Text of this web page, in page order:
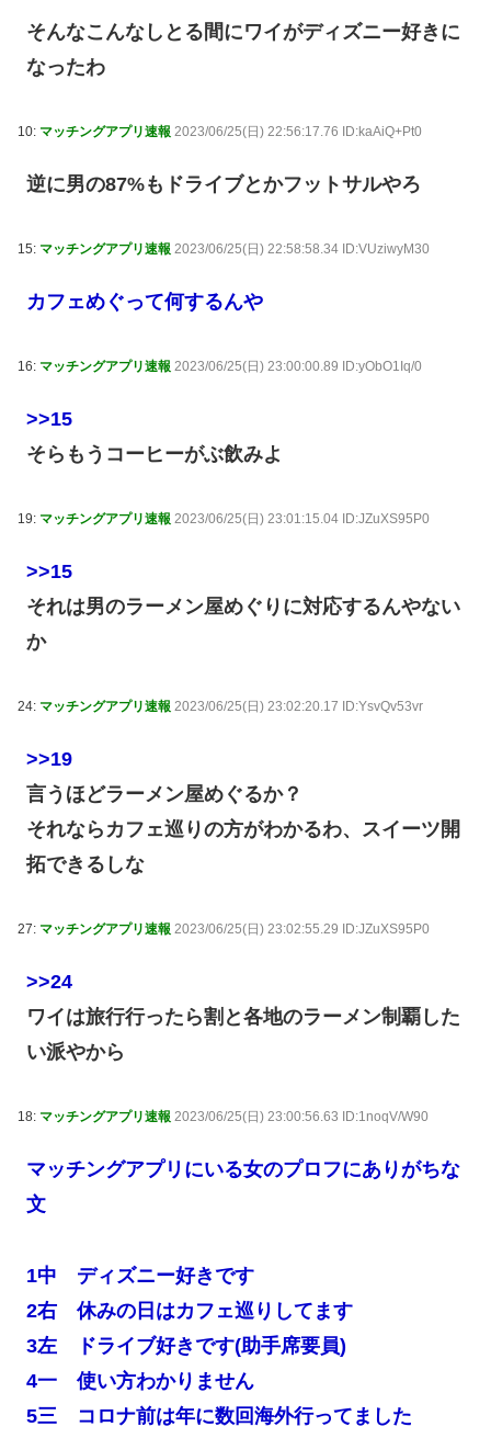
そんなこんなしとる間にワイがディズニー好きに
なったわ
10: マッチングアプリ速報 2023/06/25(日) 22:56:17.76 ID:kaAiQ+Pt0
逆に男の87%もドライブとかフットサルやろ
15: マッチングアプリ速報 2023/06/25(日) 22:58:58.34 ID:VUziwyM30
カフェめぐって何するんや
16: マッチングアプリ速報 2023/06/25(日) 23:00:00.89 ID:yObO1Iq/0
>>15
そらもうコーヒーがぶ飲みよ
19: マッチングアプリ速報 2023/06/25(日) 23:01:15.04 ID:JZuXS95P0
>>15
それは男のラーメン屋めぐりに対応するんやない
か
24: マッチングアプリ速報 2023/06/25(日) 23:02:20.17 ID:YsvQv53vr
>>19
言うほどラーメン屋めぐるか？
それならカフェ巡りの方がわかるわ、スイーツ開
拓できるしな
27: マッチングアプリ速報 2023/06/25(日) 23:02:55.29 ID:JZuXS95P0
>>24
ワイは旅行行ったら割と各地のラーメン制覇した
い派やから
18: マッチングアプリ速報 2023/06/25(日) 23:00:56.63 ID:1noqV/W90
マッチングアプリにいる女のプロフにありがちな
文
1中 ディズニー好きです
2右 休みの日はカフェ巡りしてます
3左 ドライブ好きです(助手席要員)
4一 使い方わかりません
5三 コロナ前は年に数回海外行ってました